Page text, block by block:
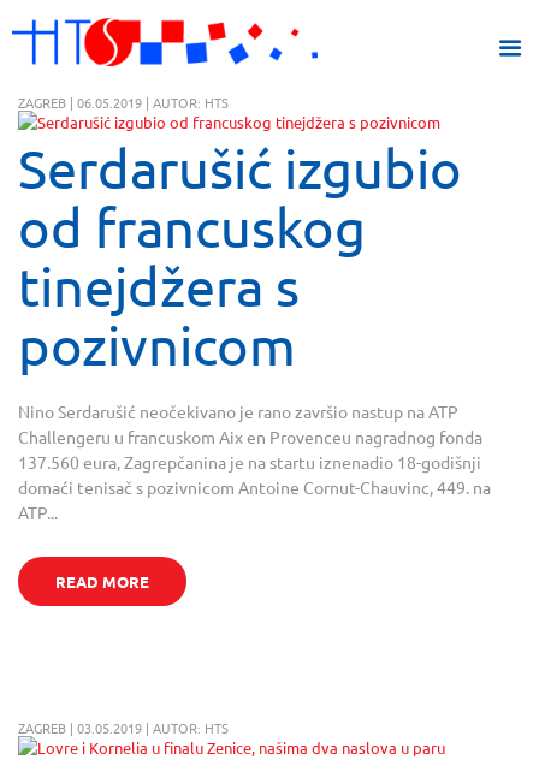
ZAGREB | 06.05.2019 | AUTOR: HTS
Serdarušić izgubio
od francuskog
tinejdžera s
pozivnicom
Nino Serdarušić neočekivano je rano završio nastup na ATP
Challengeru u francuskom Aix en Provenceu nagradnog fonda
137.560 eura, Zagrepčanina je na startu iznenadio 18-godišnji
domaći tenisač s pozivnicom Antoine Cornut-Chauvinc, 449. na
ATP...
READ MORE
ZAGREB | 03.05.2019 | AUTOR: HTS